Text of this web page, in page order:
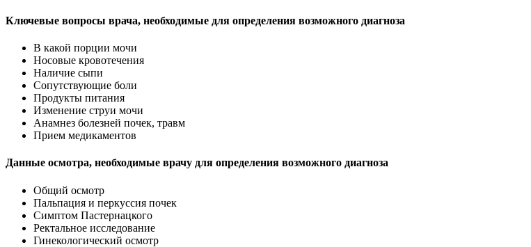
Ключевые вопросы врача, необходимые для определения возможного диагноза
В какой порции мочи
Носовые кровотечения
Наличие сыпи
Сопутствующие боли
Продукты питания
Изменение струи мочи
Анамнез болезней почек, травм
Прием медикаментов
Данные осмотра, необходимые врачу для определения возможного диагноза
Общий осмотр
Пальпация и перкуссия почек
Симптом Пастернацкого
Ректальное исследование
Гинекологический осмотр